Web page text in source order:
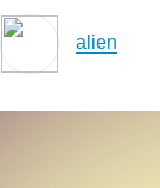
alien